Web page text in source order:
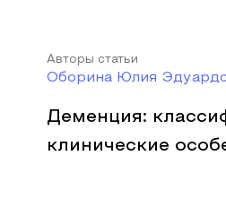
Авторы статьи
Оборина Юлия
Деменция:
клинические